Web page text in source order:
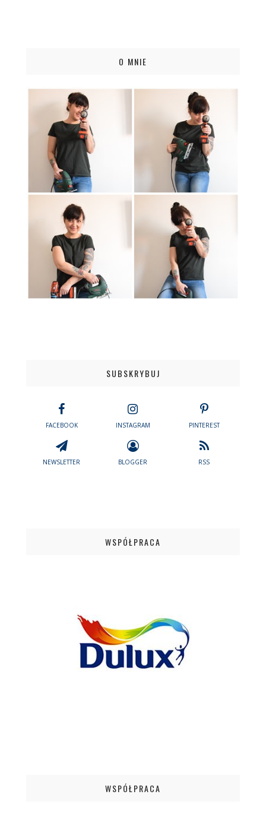
O MNIE
SUBSKRYBUJ
FACEBOOK INSTAGRAM PINTEREST
NEWSLETTER BLOGGER RSS
WSPÓŁPRACA
WSPÓŁPRACA